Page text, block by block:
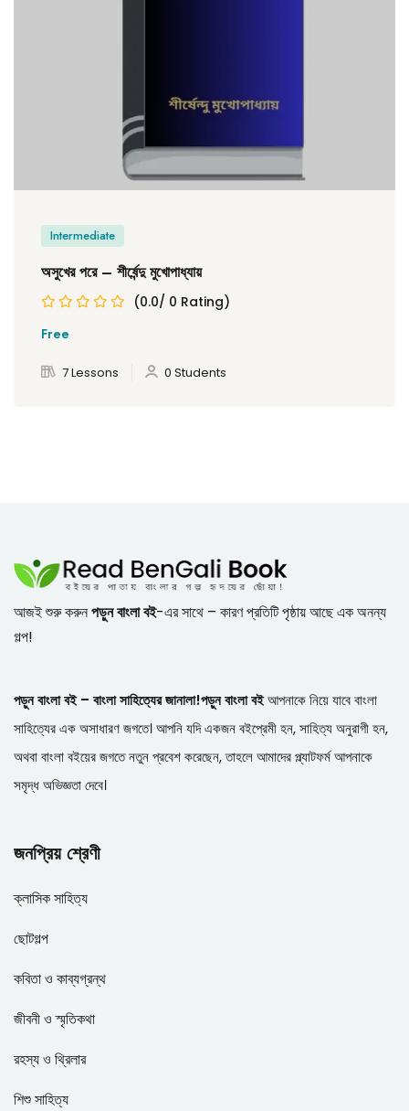
Intermediate
অসুখের পরে – শীর্ষেন্দু মুখোপাধ্যায়
(0.0/ 0 Rating)
Free
7 Lessons 0 Students
আজই শুরু করুনপড়ুন বাংলা বই-এর সাথে – কারণ প্রতিটি পৃষ্ঠায় আছে এক অনন্য
গল্প!
পড়ুন বাংলা বই – বাংলা সাহিত্যের জানালা!পড়ুন বাংলা বইআপনাকে নিয়ে যাবে বাংলা
সাহিত্যের এক অসাধারণ জগতে। আপনি যদি একজন বইপ্রেমী হন, সাহিত্য অনুরাগী হন,
অথবা বাংলা বইয়ের জগতে নতুন প্রবেশ করেছেন, তাহলে আমাদের প্ল্যাটফর্ম আপনাকে
সমৃদ্ধ অভিজ্ঞতা দেবে।
জনপ্রিয় শ্রেণী
ক্লাসিক সাহিত্য
ছোটগল্প
কবিতা ও কাব্যগ্রন্থ
জীবনী ও স্মৃতিকথা
রহস্য ও থ্রিলার
শিশু সাহিত্য